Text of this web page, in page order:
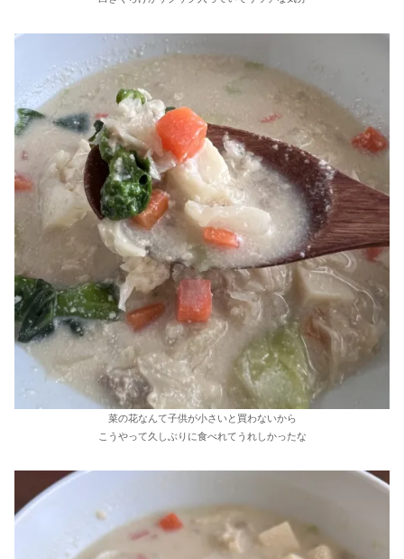
菜の花なんて子供が小さいと買わないから
こうやって久しぶりに食べれてうれしかったな